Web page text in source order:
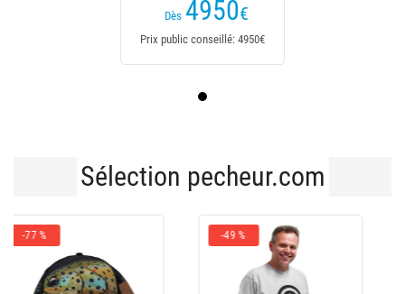
Dès 4950€
Prix public conseillé: 4950€
Sélection pecheur.com